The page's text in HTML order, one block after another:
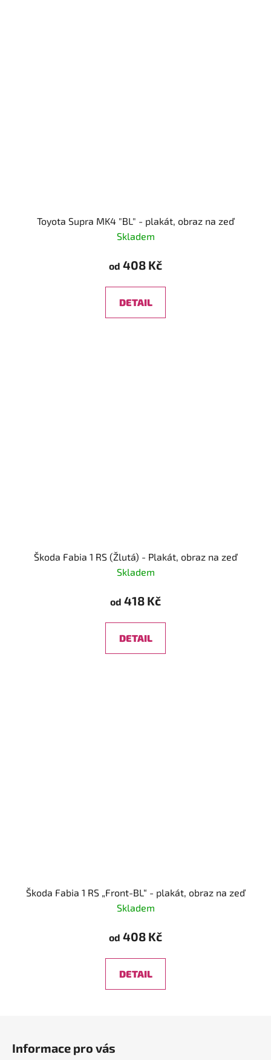
Toyota Supra MK4 "BL" - plakát, obraz na zeď
Skladem
od 408 Kč
DETAIL
Škoda Fabia 1 RS (Žlutá) - Plakát, obraz na zeď
Skladem
od 418 Kč
DETAIL
Škoda Fabia 1 RS „Front-BL“ - plakát, obraz na zeď
Skladem
od 408 Kč
DETAIL
Informace pro vás